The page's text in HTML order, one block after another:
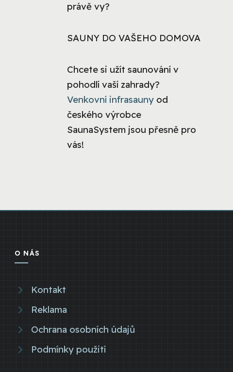
právě vy?
SAUNY DO VAŠEHO DOMOVA
Chcete si užít saunování v
pohodlí vaší zahrady?
Venkovní infrasauny od
českého výrobce
SaunaSystem jsou přesně pro
vás!
O NÁS
Kontakt
Reklama
Ochrana osobních údajů
Podmínky použití